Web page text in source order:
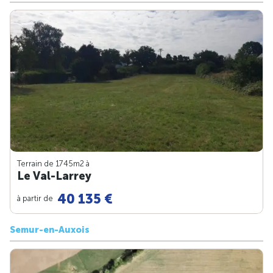
Terrain de 1745m2 à
Le Val-Larrey
à partir de 40 135 €
Semur-en-Auxois